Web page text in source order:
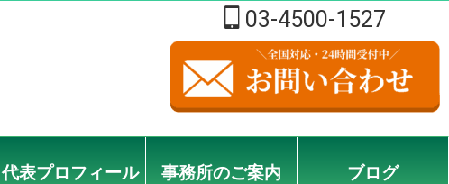
03-4500-1527
代表プロフィール 事務所のご案内 ブログ